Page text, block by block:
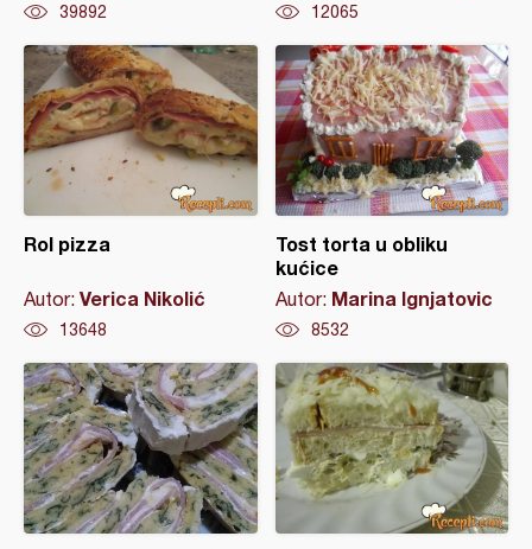
39892 12065
Rol pizza
Autor: Verica Nikolić
13648
Tost torta u obliku
kućice
Autor: Marina Ignjatovic
8532